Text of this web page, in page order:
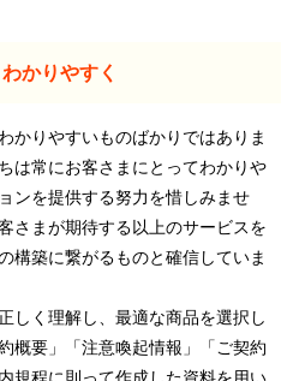
かりやすく
かりやすいものばかりではありま
は常にお客さまにとってわかりや
ンを提供する努力を惜しみませ
さまが期待する以上のサービスを
構築に繋がるものと確信していま
しく理解し、最適な商品を選択し
概要」「注意喚起情報」「ご契約
規程に則って作成した資料を用い